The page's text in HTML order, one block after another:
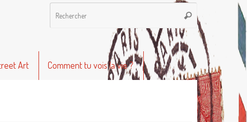
pour
Rechercher
Art Comment tu vois la vie ?